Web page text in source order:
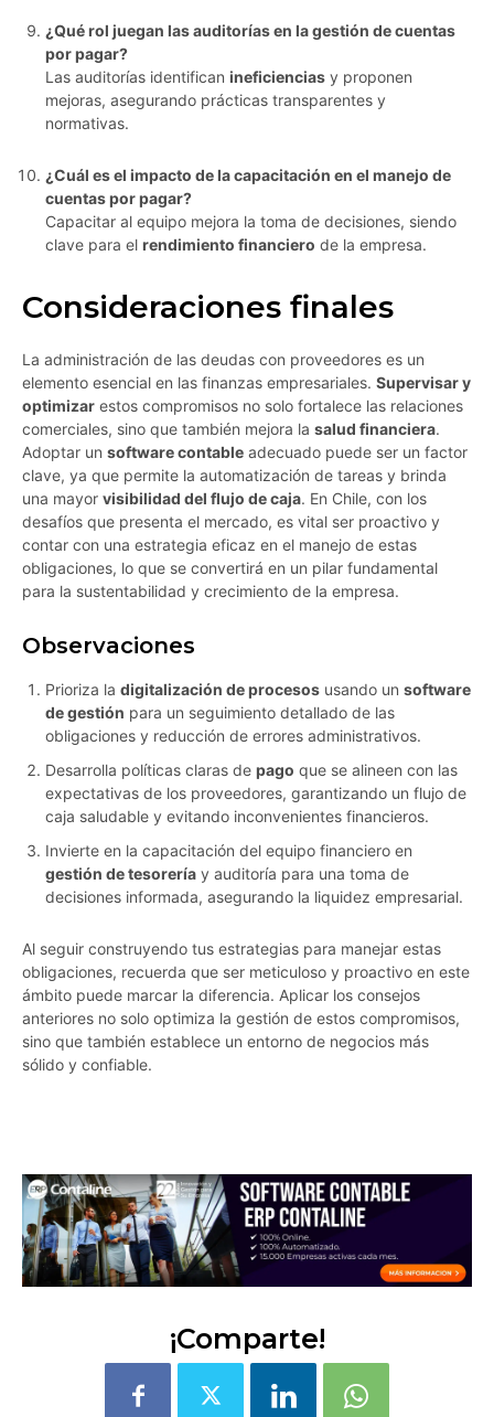
¿Qué rol juegan las auditorías en la gestión de cuentas
por pagar?
Las auditorías identifican ineficiencias y proponen
mejoras, asegurando prácticas transparentes y
normativas.
¿Cuál es el impacto de la capacitación en el manejo de
cuentas por pagar?
Capacitar al equipo mejora la toma de decisiones, siendo
clave para el rendimiento financiero de la empresa.
Consideraciones finales
La administración de las deudas con proveedores es un
elemento esencial en las finanzas empresariales. Supervisar y
optimizar estos compromisos no solo fortalece las relaciones
comerciales, sino que también mejora la salud financiera.
Adoptar un software contable adecuado puede ser un factor
clave, ya que permite la automatización de tareas y brinda
una mayor visibilidad del flujo de caja. En Chile, con los
desafíos que presenta el mercado, es vital ser proactivo y
contar con una estrategia eficaz en el manejo de estas
obligaciones, lo que se convertirá en un pilar fundamental
para la sustentabilidad y crecimiento de la empresa.
Observaciones
Prioriza la digitalización de procesos usando un software
de gestión para un seguimiento detallado de las
obligaciones y reducción de errores administrativos.
Desarrolla políticas claras de pago que se alineen con las
expectativas de los proveedores, garantizando un flujo de
caja saludable y evitando inconvenientes financieros.
Invierte en la capacitación del equipo financiero en
gestión de tesorería y auditoría para una toma de
decisiones informada, asegurando la liquidez empresarial.
Al seguir construyendo tus estrategias para manejar estas
obligaciones, recuerda que ser meticuloso y proactivo en este
ámbito puede marcar la diferencia. Aplicar los consejos
anteriores no solo optimiza la gestión de estos compromisos,
sino que también establece un entorno de negocios más
sólido y confiable.
¡Comparte!